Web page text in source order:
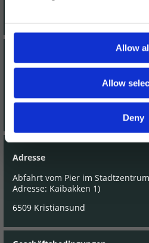
Allow
Allow
Deny
Kontaktieren Sie uns
Adresse
Abfahrt vom Pier im
Adresse: Kaibakken 1)
6509 Kristiansund